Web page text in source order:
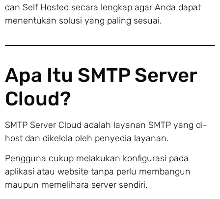
dan Self Hosted secara lengkap agar Anda dapat
menentukan solusi yang paling sesuai.
Apa Itu SMTP Server
Cloud?
SMTP Server Cloud adalah layanan SMTP yang di-
host dan dikelola oleh penyedia layanan.
Pengguna cukup melakukan konfigurasi pada
aplikasi atau website tanpa perlu membangun
maupun memelihara server sendiri.